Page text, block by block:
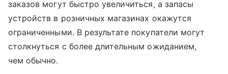
заказов могут быстро увеличиться, а запасы
устройств в розничных магазинах окажутся
ограниченными. В результате покупатели могут
столкнуться с более длительным ожиданием,
чем обычно.